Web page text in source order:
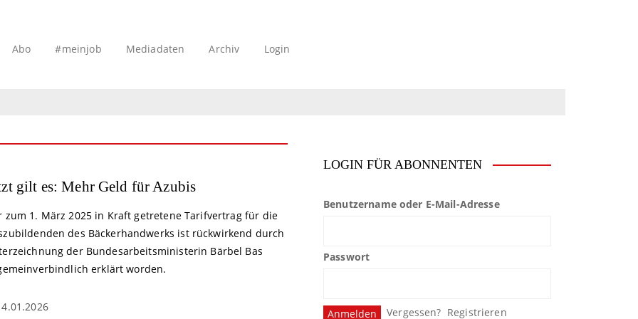
Abo #meinjob Mediadaten Archiv Login
gilt es: Mehr Geld für Azubis
zum 1. März 2025 in Kraft getretene Tarifvertrag für die
des Bäckerhandwerks ist rückwirkend durch
der Bundesarbeitsministerin Bärbel Bas
erklärt worden.
LOGIN FÜR ABONNENTEN
Benutzername oder E-Mail-Adresse
Passwort
Vergessen? Registrieren